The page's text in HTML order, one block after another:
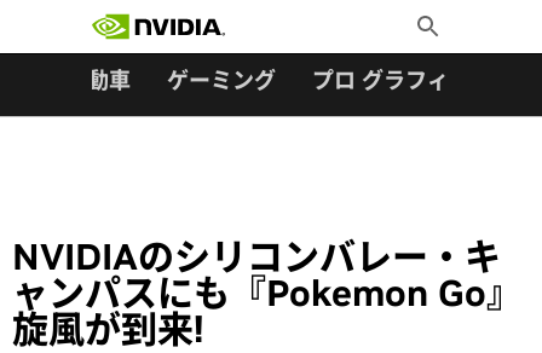
Toggle
Search
自動車 ゲーミング プロ グラフィックス
NVIDIAのシリコンバレー・キ
ャンパスにも『Pokemon Go』
旋風が到来!